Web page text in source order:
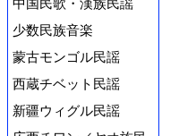
少数民族音楽
蒙古モンゴル民謡
西蔵チベット民謡
新疆ウィグル民謡